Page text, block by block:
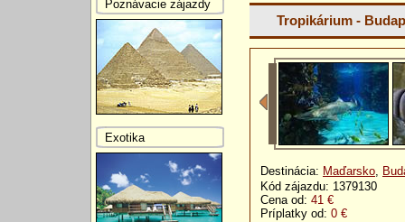
Tropikárium -
Destinácia: Maďarsko,
Kód zájazdu: 1379130
Cena od: 41 €
Príplatky od: 0 €
Poznávacie zájazdy
Exotika